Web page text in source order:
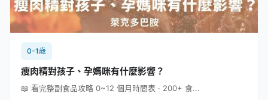
0-1歲
瘦肉精對孩子、孕媽咪有什麼影響？
📖 看完整副食品攻略 0~12 個月時間表 · 200+ 食...